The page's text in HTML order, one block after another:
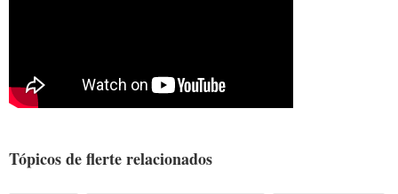
Tópicos de flerte relacionados